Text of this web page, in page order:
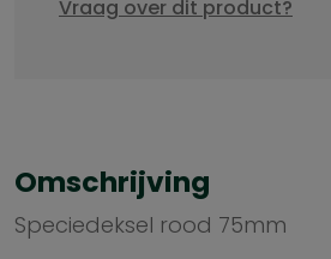
Vraag over dit product?
Omschrijving
Speciedeksel rood 75mm